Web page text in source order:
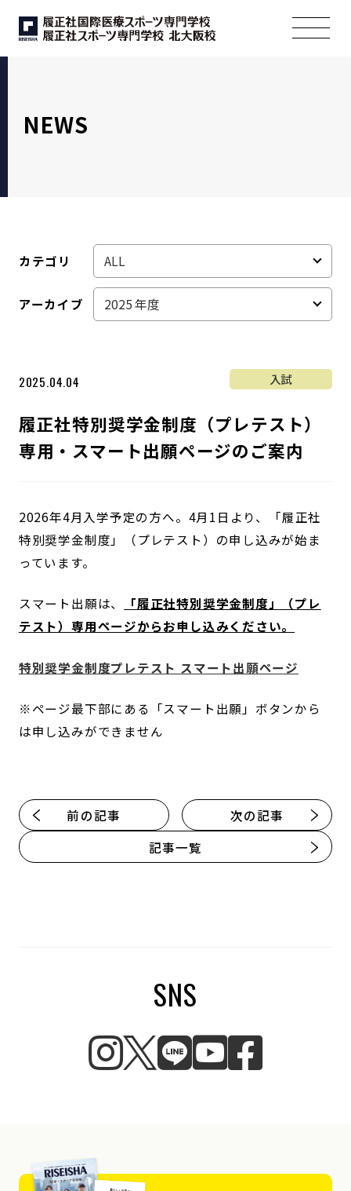
NEWS
カテゴリ
アーカイブ
2025.04.04 入試
履正社特別奨学金制度（プレテスト）
専用・スマート出願ページのご案内
2026年4月入学予定の方へ。4月1日より、「履正社
特別奨学金制度」（プレテスト）の申し込みが始ま
っています。
スマート出願は、
「履正社特別奨学金制度」（プレ
テスト）専用ページからお申し込みください。
特別奨学金制度プレテスト スマート出願ページ
※ページ最下部にある「スマート出願」ボタンから
は申し込みができません
前の記事
記事一覧
次の記事
SNS